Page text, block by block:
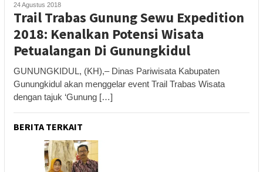
24 Agustus 2018
Trail Trabas Gunung Sewu Expedition
2018: Kenalkan Potensi Wisata
Petualangan Di Gunungkidul
GUNUNGKIDUL, (KH),– Dinas Pariwisata Kabupaten
Gunungkidul akan menggelar event Trail Trabas Wisata
dengan tajuk ‘Gunung […]
BERITA TERKAIT